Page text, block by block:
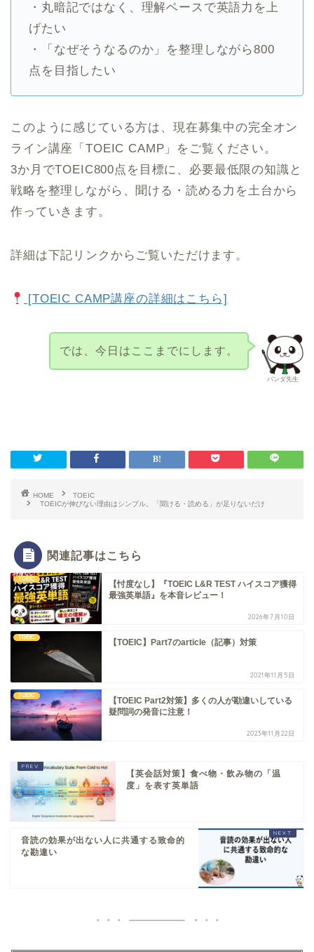
・丸暗記ではなく、理解ベースで英語力を上
げたい
・「なぜそうなるのか」を整理しながら800
点を目指したい
このように感じている方は、現在募集中の完全オン
ライン講座「TOEIC CAMP」をご覧ください。
3か月でTOEIC800点を目標に、必要最低限の知識と
戦略を整理しながら、聞ける・読める力を土台から
作っていきます。
詳細は下記リンクからご覧いただけます。
[TOEIC CAMP講座の詳細はこちら]
パンダ先生
では、今日はここまでにします。
HOME
TOEIC
TOEICが伸びない理由はシンプル。「聞ける・読める」が足りないだけ
関連記事はこちら
TOEIC
【忖度なし】『TOEIC L&R TEST ハイスコア獲得
最強英単語』を本音レビュー！
2026年7月10日
TOEIC
【TOEIC】Part7のarticle（記事）対策
2021年11月5日
TOEIC
【TOEIC Part2対策】多くの人が勘違いしている
疑問詞の発音に注意！
2023年11月22日
【英会話対策】食べ物・飲み物の「温
度」を表す英単語
音読の効果が出ない人に共通する致命的
な勘違い